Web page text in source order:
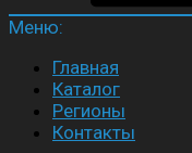
Меню:
Главная
Каталог
Регионы
Контакты